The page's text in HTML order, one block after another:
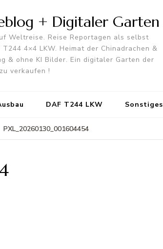
+ Digitaler Garten
Weltreise. Reise Reportagen als selbst
4×4 LKW. Heimat der Chinadrachen &
& ohne KI Bilder. Ein digitaler Garten der
verkaufen !
DAF T244 LKW Sonstiges
PXL_20260130_001604454